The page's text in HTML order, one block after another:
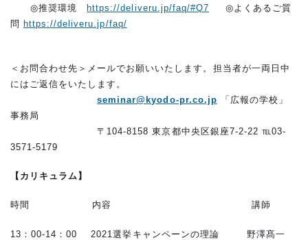
◎推奨環境 https://deliveru.jp/faq/#Q7 ◎よくあるご質
問 https://deliveru.jp/faq/
＜お問合わせ先＞メールでお願いいたします。担当者が一両日中
にはご返信をいたします。
seminar@kyodo-pr.co.jp 「広報の学校」
事務局
〒104-8158 東京都中央区銀座7-2-22 ℡03-
3571-5179
【カリキュラム】
時間 内容 講師
13：00-14：00 2021選挙キャンペーンの理論 野澤髙一